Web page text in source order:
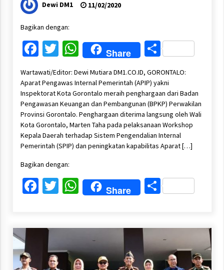
Dewi DM1 11/02/2020
Bagikan dengan:
Facebook
Twitter
WhatsApp
Share Share
Wartawati/Editor: Dewi Mutiara DM1.CO.ID, GORONTALO:
Aparat Pengawas Internal Pemerintah (APIP) yakni
Inspektorat Kota Gorontalo meraih penghargaan dari Badan
Pengawasan Keuangan dan Pembangunan (BPKP) Perwakilan
Provinsi Gorontalo. Penghargaan diterima langsung oleh Wali
Kota Gorontalo, Marten Taha pada pelaksanaan Workshop
Kepala Daerah terhadap Sistem Pengendalian Internal
Pemerintah (SPIP) dan peningkatan kapabilitas Aparat […]
Bagikan dengan:
Facebook
Twitter
WhatsApp
Share Share